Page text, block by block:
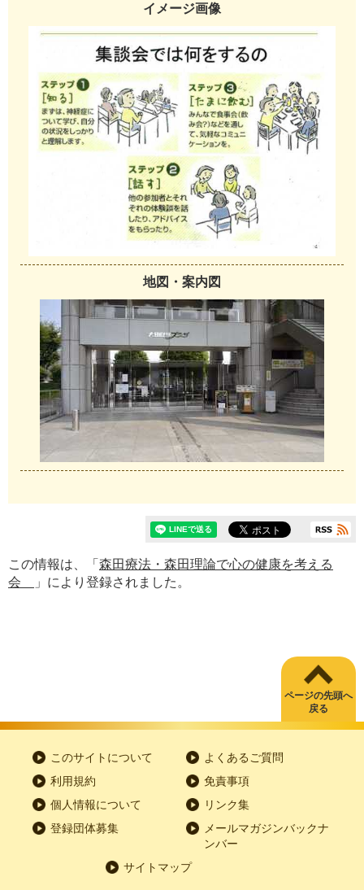
イメージ画像
地図・案内図
この情報は、「 森田療法・森田理論で心の健康を考える
会
」により登録されました。
ページの先頭へ
戻る
このサイトについて
よくあるご質問
利用規約
免責事項
個人情報について
リンク集
登録団体募集
メールマガジンバックナ
ンバー
サイトマップ